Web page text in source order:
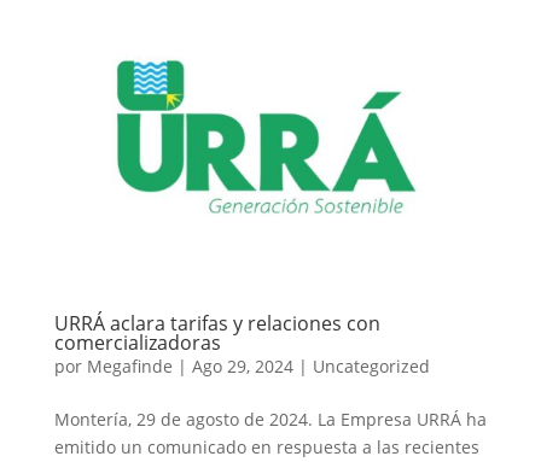
URRÁ aclara tarifas y relaciones con
comercializadoras
por Megafinde | Ago 29, 2024| Uncategorized
Montería, 29 de agosto de 2024. La Empresa URRÁ ha
emitido un comunicado en respuesta a las recientes